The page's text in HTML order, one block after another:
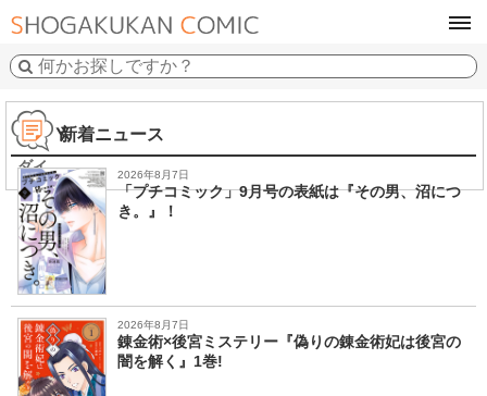
Ｄ．Ｙ
ダイ
新着ニュース
2026年8月7日
「プチコミック」9月号の表紙は『その男、沼につ
き。』！
2026年8月7日
錬金術×後宮ミステリー『偽りの錬金術妃は後宮の
闇を解く』1巻!